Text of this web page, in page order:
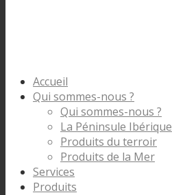
Accueil
Qui sommes-nous ?
Qui sommes-nous ?
La Péninsule Ibérique
Produits du terroir
Produits de la Mer
Services
Produits